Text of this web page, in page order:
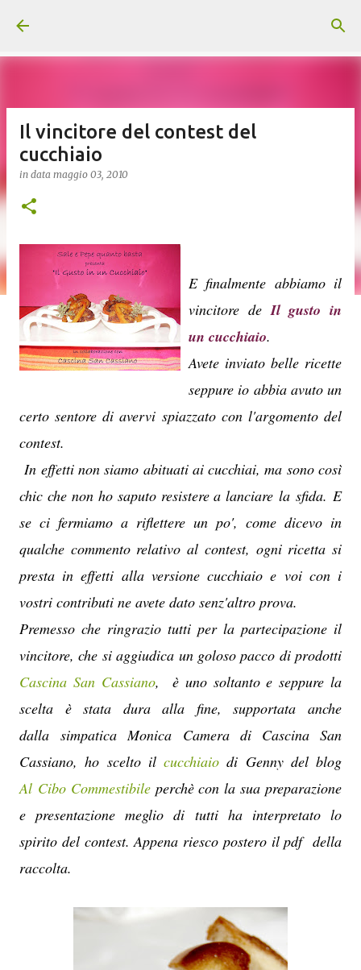
Il vincitore del contest del
cucchiaio
in data maggio 03, 2010
E finalmente abbiamo il
vincitore deIl gusto in
un cucchiaio.
Avete inviato belle ricette
seppure io abbia avuto un
certo sentore di avervi spiazzato con l'argomento del
contest.
In effetti non siamo abituati ai cucchiai, ma sono così
chic che non ho saputo resistere a lanciare la sfida. E
se ci fermiamo a riflettere un po', come dicevo in
qualche commento relativo al contest, ogni ricetta si
presta in effetti alla versione cucchiaio e voi con i
vostri contributi ne avete dato senz'altro prova.
Premesso che ringrazio tutti per la partecipazione il
vincitore, che si aggiudica un goloso pacco di prodotti
Cascina San Cassiano, è uno soltanto e seppure la
scelta è stata dura alla fine, supportata anche
dalla simpatica Monica Camera di Cascina San
Cassiano, ho scelto il cucchiaio di Genny del blog
Al Cibo Commestibileperchè con la sua preparazione
e presentazione meglio di tutti ha interpretato lo
spirito del contest. Appena riesco postero il pdf della
raccolta.